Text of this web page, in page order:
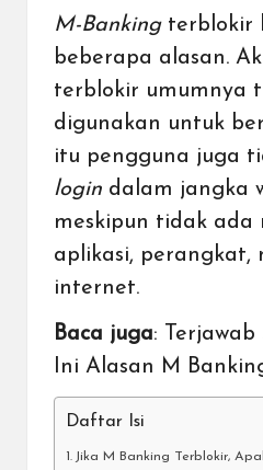
M-Banking terblokir
beberapa alasan.
terblokir umumnya
digunakan untuk
itu pengguna juga
login dalam jangka
meskipun tidak ada
aplikasi, perangkat,
internet.
Baca juga:
Ini Alasan M
Daftar Isi
Jika M Banking Terblokir,